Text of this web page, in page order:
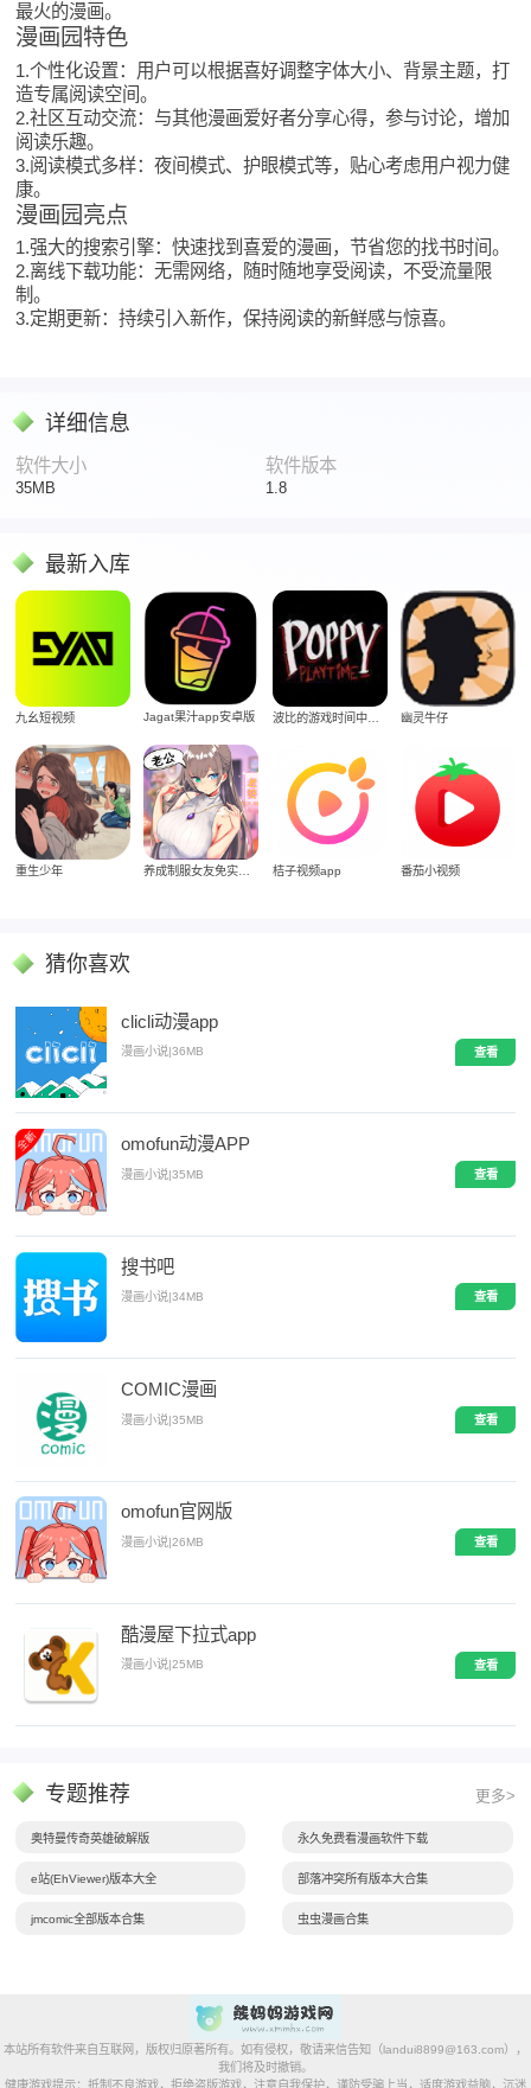
最火的漫画。
漫画园特色
1.个性化设置：用户可以根据喜好调整字体大小、背景主题，打
造专属阅读空间。
2.社区互动交流：与其他漫画爱好者分享心得，参与讨论，增加
阅读乐趣。
3.阅读模式多样：夜间模式、护眼模式等，贴心考虑用户视力健
康。
漫画园亮点
1.强大的搜索引擎：快速找到喜爱的漫画，节省您的找书时间。
2.离线下载功能：无需网络，随时随地享受阅读，不受流量限
制。
3.定期更新：持续引入新作，保持阅读的新鲜感与惊喜。
详细信息
软件大小
35MB
软件版本
1.8
最新入库
九幺短视频 Jagat果汁app安卓版 波比的游戏时间中文版 幽灵牛仔
重生少年 桔子视频app 番茄小视频
猜你喜欢
clicli动漫app
漫画小说|36MB 查看
omofun动漫APP
漫画小说|35MB 查看
搜书吧
漫画小说|34MB 查看
COMIC漫画
漫画小说|35MB 查看
omofun官网版
漫画小说|26MB 查看
酷漫屋下拉式app
漫画小说|25MB 查看
专题推荐 更多>
奥特曼传奇英雄破解版 永久免费看漫画软件下载
e站(EhViewer)版本大全 部落冲突所有版本大合集
jmcomic全部版本合集 虫虫漫画合集
本站所有软件来自互联网，版权归原著所有。如有侵权，敬请来信告知（landui8899@163.com），
我们将及时撤销。
健康游戏提示：抵制不良游戏，拒绝盗版游戏，注意自我保护，谨防受骗上当，适度游戏益脑，沉迷